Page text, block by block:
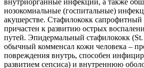
нозокомиальные (госпитальные)
акушерстве. Стафилококк сапрофитный
причастен к развитию острых
путей. Эпидермальный стафилококк
обычный комменсал кожи человека –
повреждения внутрь, способен
развитием сепсиса) и внутреннюю